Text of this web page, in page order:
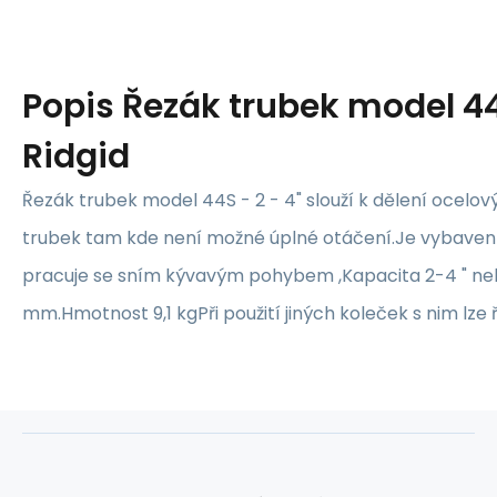
Popis Řezák trubek model
Ridgid
Řezák trubek model 44S - 2 - 4" slouží k dělení
trubek tam kde není možné úplné otáčení.Je
pracuje se sním kývavým pohybem ,Kapacita 2-4 "
mm.Hmotnost 9,1 kgPři použití jiných koleček s nim